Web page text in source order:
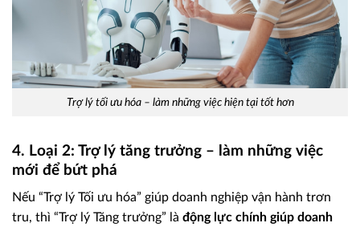
Trợ lý tối ưu hóa – làm những việc hiện tại tốt hơn
4. Loại 2: Trợ lý tăng trưởng – làm những việc
mới để bứt phá
Nếu “Trợ lý Tối ưu hóa” giúp doanh nghiệp vận hành trơn
tru, thì “Trợ lý Tăng trưởng” là động lực chính giúp doanh